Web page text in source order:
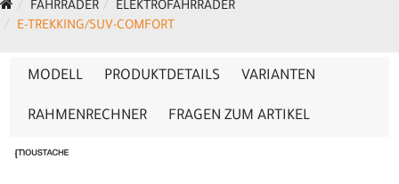
FAHRRÄDER
ELEKTROFAHRRÄDER
E-TREKKING/SUV-COMFORT
MODELL PRODUKTDETAILS VARIANTEN
RAHMENRECHNER FRAGEN ZUM ARTIKEL